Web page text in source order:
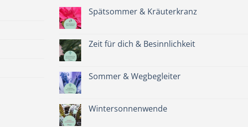
Spätsommer & Kräuterkranz
Spätsommer
&
Zeit für dich & Besinnlichkeit
Zeit
für
Sommer & Wegbegleiter
Sommer
&
Wintersonnenwende